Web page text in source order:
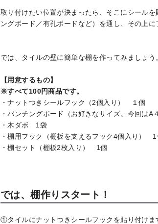
取り付けたい位置が決まったら、そこにシール
ングボード／有孔ボードなど）を通し、その上
では、タイルの壁に簡単な棚を作ってみましょう
【用意するもの】
※すべて100円商品です。
・ナットつきシールフック（2個入り） １個
・パンチングボード（お好きなサイズ。今回は
・木ダボ 1袋
・棚用フック（棚板を支えるフック4個入り） 1
・棚セット（棚板2枚入り） 1個
では、棚作りスタート！
①タイルにナットつきシールフックを貼り付け